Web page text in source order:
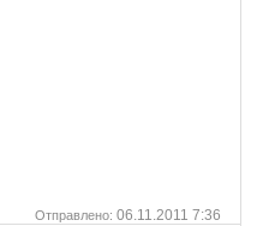
Отправлено: 06.11.2011 7:36